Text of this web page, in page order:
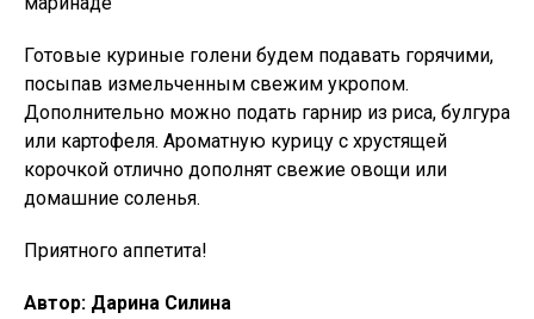
Готовые куриные голени будем подавать горячими,
посыпав измельченным свежим укропом.
Дополнительно можно подать гарнир из риса, булгура
или картофеля. Ароматную курицу с хрустящей
корочкой отлично дополнят свежие овощи или
домашние соленья.
Приятного аппетита!
Автор: Дарина Силина